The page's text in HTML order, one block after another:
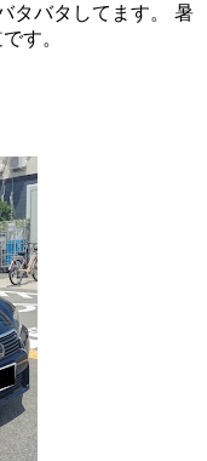
タバタしてます。 暑
す。